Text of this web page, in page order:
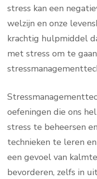
stress kan een
welzijn en onze
krachtig hulpmiddel
met stress om te
oefeningen die ons
stress te beheersen
technieken te leren
een gevoel van
bevorderen, zelfs in